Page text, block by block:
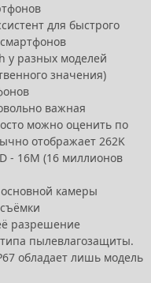
для быстрого
у разных моделей
значения)
важная
можно оценить по
отображает 262K
- 16M (16 миллионов
камеры
разрешение
пылевлагозащиты.
обладает лишь модель